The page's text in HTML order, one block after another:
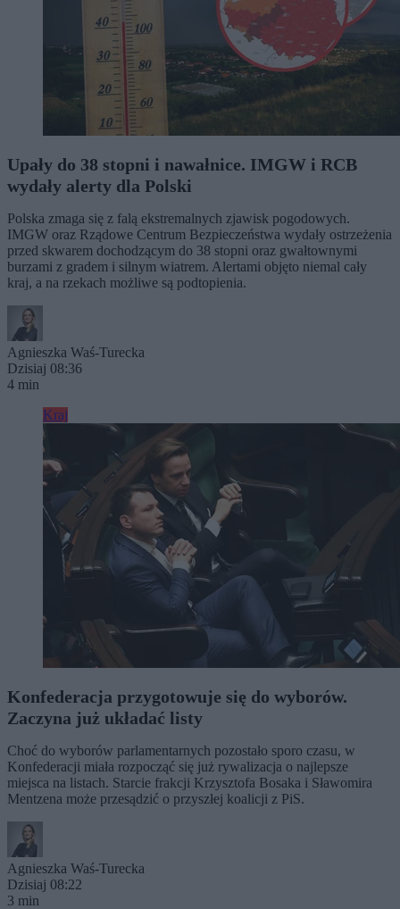
Upały do 38 stopni i nawałnice. IMGW i RCB
wydały alerty dla Polski
Polska zmaga się z falą ekstremalnych zjawisk pogodowych.
IMGW oraz Rządowe Centrum Bezpieczeństwa wydały ostrzeżenia
przed skwarem dochodzącym do 38 stopni oraz gwałtownymi
burzami z gradem i silnym wiatrem. Alertami objęto niemal cały
kraj, a na rzekach możliwe są podtopienia.
Agnieszka Waś-Turecka
Dzisiaj 08:36
4 min
Kraj
Konfederacja przygotowuje się do wyborów.
Zaczyna już układać listy
Choć do wyborów parlamentarnych pozostało sporo czasu, w
Konfederacji miała rozpocząć się już rywalizacja o najlepsze
miejsca na listach. Starcie frakcji Krzysztofa Bosaka i Sławomira
Mentzena może przesądzić o przyszłej koalicji z PiS.
Agnieszka Waś-Turecka
Dzisiaj 08:22
3 min